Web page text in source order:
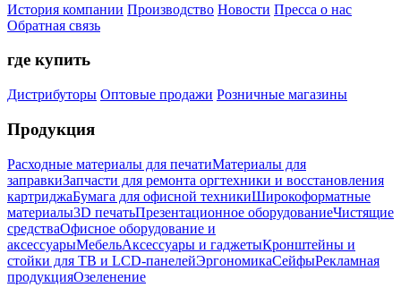
История компании Производство Новости Пресса о нас
Обратная связь
где купить
Дистрибуторы Оптовые продажи Розничные магазины
Продукция
Расходные материалы для печатиМатериалы для
заправкиЗапчасти для ремонта оргтехники и восстановления
картриджаБумага для офисной техникиШирокоформатные
материалы3D печатьПрезентационное оборудованиеЧистящие
средстваОфисное оборудование и
аксессуарыМебельАксессуары и гаджетыКронштейны и
стойки для ТВ и LCD-панелейЭргономикаСейфыРекламная
продукцияОзеленение